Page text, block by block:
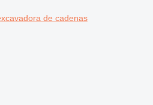
de cadenas